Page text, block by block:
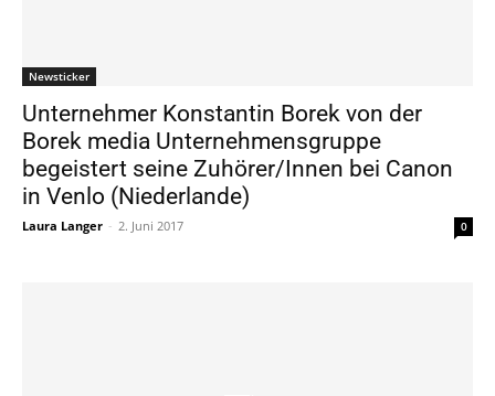
Newsticker
Unternehmer Konstantin Borek von der
Borek media Unternehmensgruppe
begeistert seine Zuhörer/Innen bei Canon
in Venlo (Niederlande)
Laura Langer - 2. Juni 2017 0